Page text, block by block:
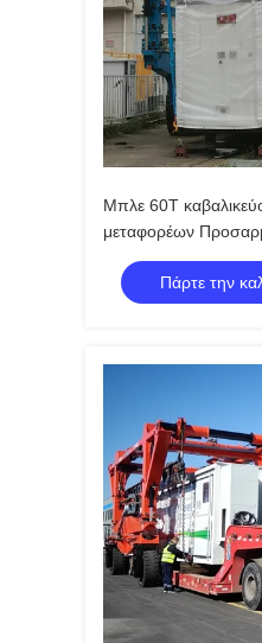
Μπλε 60T
μεταφορέων Προσαρμοσμένο
ρυμουλκό
Πάρτε την